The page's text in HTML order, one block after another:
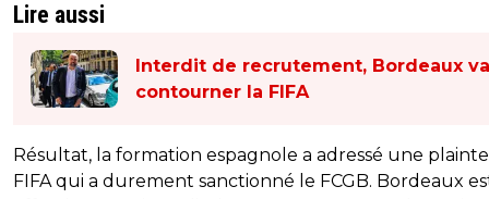
Lire aussi
Interdit de recrutement, Bordeaux va
contourner la FIFA
Résultat, la formation espagnole a adressé une
FIFA qui a durement sanctionné le FCGB. Bordeaux